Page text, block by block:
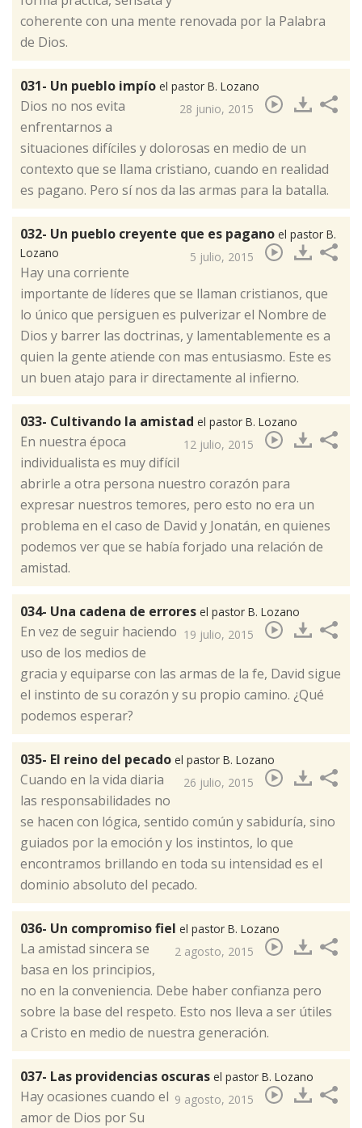
coherente con una mente renovada por la Palabra
de Dios.
031- Un pueblo impío el pastor B. Lozano
28 junio, 2015
​Dios no nos evita
enfrentarnos a
situaciones difíciles y dolorosas en medio de un
contexto que se llama cristiano, cuando en realidad
es pagano. Pero sí nos da las armas para la batalla.
032- Un pueblo creyente que es pagano el pastor B.
Lozano
5 julio, 2015
​Hay una corriente
importante de líderes que se llaman cristianos, que
lo único que persiguen es pulverizar el Nombre de
Dios y barrer las doctrinas, y lamentablemente es a
quien la gente atiende con mas entusiasmo. Este es
un buen atajo para ir directamente al infierno.
033- Cultivando la amistad el pastor B. Lozano
12 julio, 2015
​En nuestra época
individualista es muy difícil
abrirle a otra persona nuestro corazón para
expresar nuestros temores, pero esto no era un
problema en el caso de David y Jonatán, en quienes
podemos ver que se había forjado una relación de
amistad.
034- Una cadena de errores el pastor B. Lozano
19 julio, 2015
​En vez de seguir haciendo
uso de los medios de
gracia y equiparse con las armas de la fe, David sigue
el instinto de su corazón y su propio camino. ¿Qué
podemos esperar?
035- El reino del pecado el pastor B. Lozano
26 julio, 2015
​Cuando en la vida diaria
las responsabilidades no
se hacen con lógica, sentido común y sabiduría, sino
guiados por la emoción y los instintos, lo que
encontramos brillando en toda su intensidad es el
dominio absoluto del pecado.
036- Un compromiso fiel el pastor B. Lozano
2 agosto, 2015
​La amistad sincera se
basa en los principios,
no en la conveniencia. Debe haber confianza pero
sobre la base del respeto. Esto nos lleva a ser útiles
a Cristo en medio de nuestra generación.
037- Las providencias oscuras el pastor B. Lozano
9 agosto, 2015
​Hay ocasiones cuando el
amor de Dios por Su